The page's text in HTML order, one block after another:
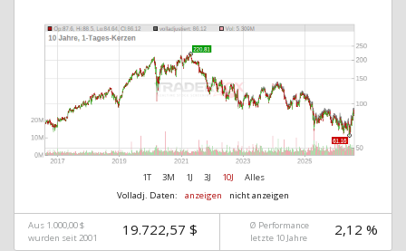
1T 3M 1J 3J 10J
Alles
Volladj. Daten:
anzeigen nicht anzeigen
Aus 1.000,00 $
wurden seit 2001
19.722,57 $
Ø Performance
letzte 10 Jahre
2,12 %